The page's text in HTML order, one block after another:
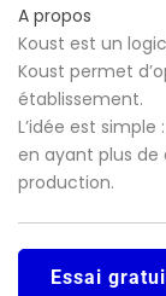
A propos
Koust est un
Koust permet
établissement.
L’idée est
en ayant plus de
production.
Essai